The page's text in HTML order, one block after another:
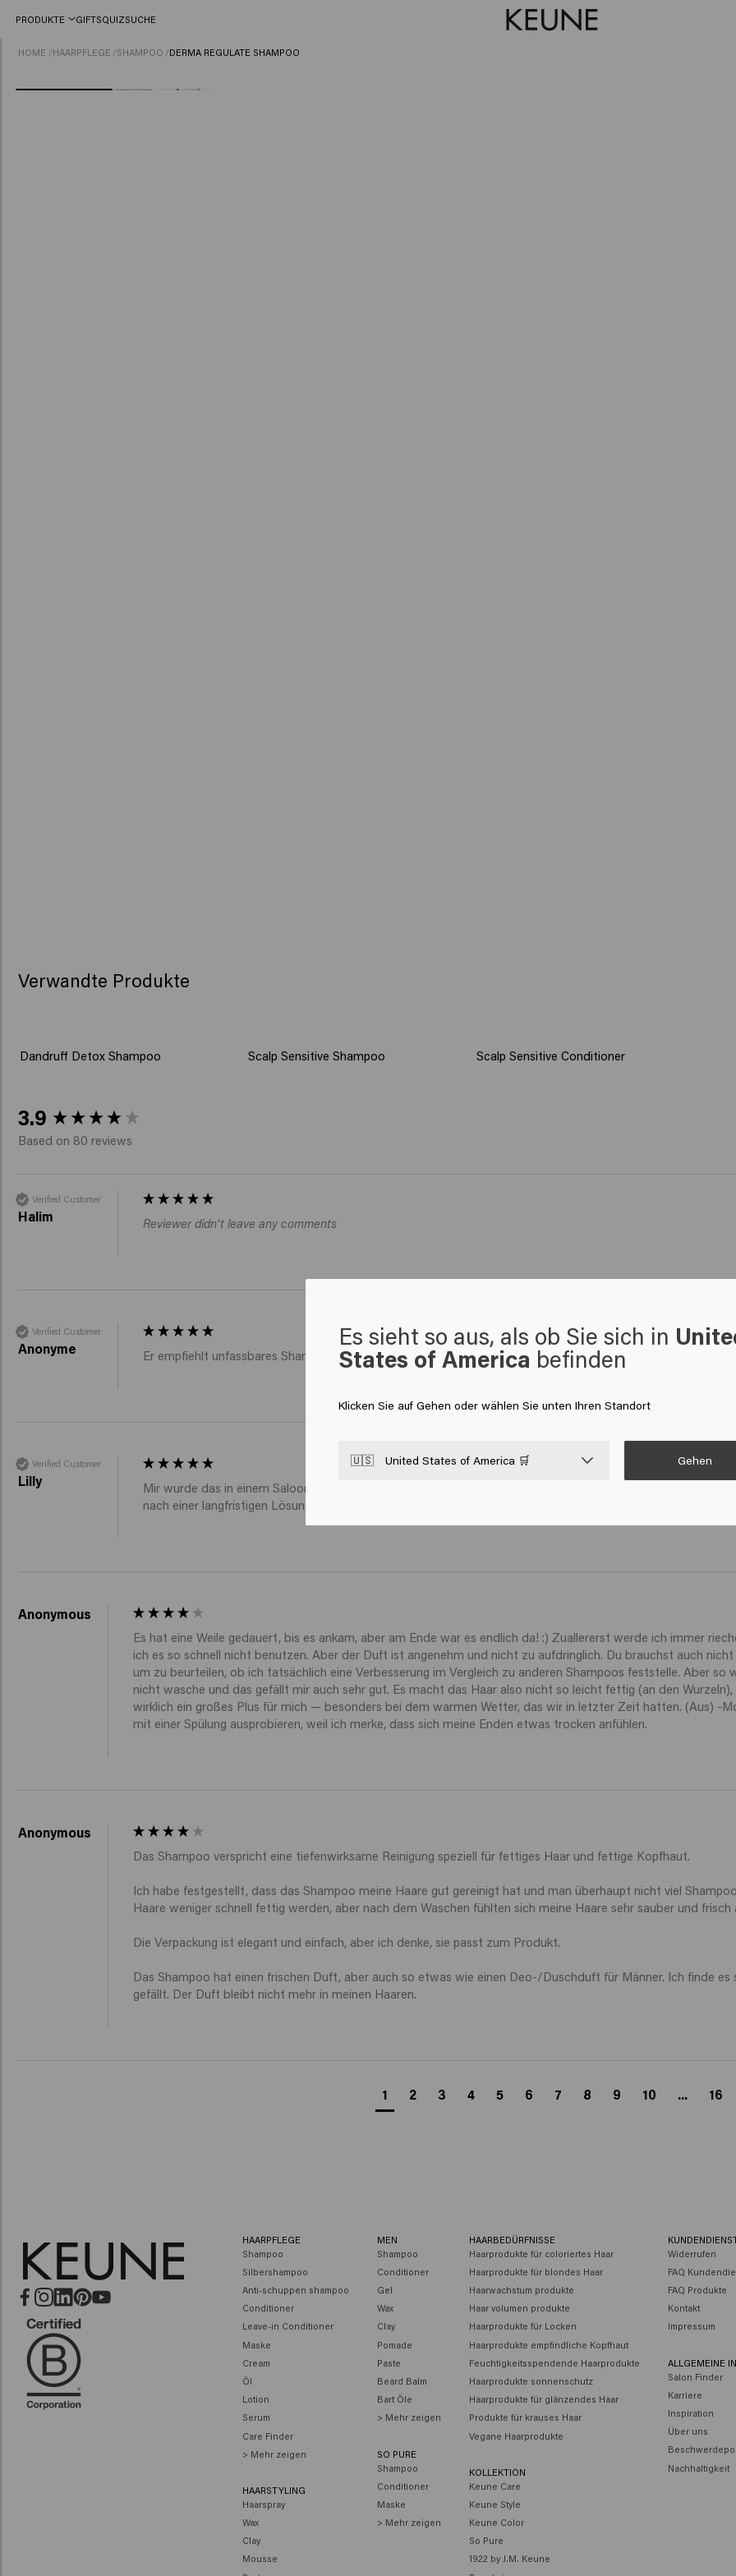
PRODUKTE GIFTSQUIZSUCHE
HOME /HAARPFLEGE /SHAMPOO /DERMA REGULATE SHAMPOO
Verwandte Produkte
Dandruff Detox Shampoo Scalp Sensitive Shampoo Scalp Sensitive Conditioner
3.9
Based on 80 reviews
Verified Customer
Halim Reviewer didn't leave any comments
Verified Customer
Anonyme Er empfiehlt unfassbares Shampoonieren.
Verified Customer
Lilly
Mir wurde das in einem Saloon empfohlen, in dem sie dieses Produkt verwenden und verkaufen, und
nach einer langfristigen Lösung und zu einem vernünftigen Preis habe ich sie gefunden. Es ist besser als
Anonymous
Es hat eine Weile gedauert, bis es ankam, aber am Ende war es endlich da! :) Zuallererst werde ich immer
ich es so schnell nicht benutzen. Aber der Duft ist angenehm und nicht zu aufdringlich. Du brauchst auch
um zu beurteilen, ob ich tatsächlich eine Verbesserung im Vergleich zu anderen Shampoos feststelle. Aber
nicht wasche und das gefällt mir auch sehr gut. Es macht das Haar also nicht so leicht fettig (an den
wirklich ein großes Plus für mich — besonders bei dem warmen Wetter, das wir in letzter Zeit hatten. (Aus) -
mit einer Spülung ausprobieren, weil ich merke, dass sich meine Enden etwas trocken anfühlen.
Anonymous
Das Shampoo verspricht eine tiefenwirksame Reinigung speziell für fettiges Haar und fettige Kopfhaut.
Ich habe festgestellt, dass das Shampoo meine Haare gut gereinigt hat und man überhaupt nicht viel
Haare weniger schnell fettig werden, aber nach dem Waschen fühlten sich meine Haare sehr sauber und frisch
Die Verpackung ist elegant und einfach, aber ich denke, sie passt zum Produkt.
Das Shampoo hat einen frischen Duft, aber auch so etwas wie einen Deo-/Duschduft für Männer. Ich finde
gefällt. Der Duft bleibt nicht mehr in meinen Haaren.
1 2 3 4 5 6 7 8 9 10 ... 16
New content loaded
Es sieht so aus, als ob Sie sich in
States of America befinden
Klicken Sie auf Gehen oder wählen Sie unten Ihren Standort
🇺🇸 United States of America 🛒 Gehen
HAARPFLEGE
Shampoo
Silbershampoo
Anti-schuppen shampoo
Conditioner
Leave-in Conditioner
Maske
Cream
Öl
Lotion
Serum
Care Finder
> Mehr zeigen
HAARSTYLING
Haarspray
Wax
Clay
Mousse
MEN
Shampoo
Conditioner
Gel
Wax
Clay
Pomade
Paste
Beard Balm
Bart Öle
> Mehr zeigen
SO PURE
Shampoo
Conditioner
Maske
> Mehr zeigen
HAARBEDÜRFNISSE
Haarprodukte für coloriertes Haar
Haarprodukte für blondes Haar
Haarwachstum produkte
Haar volumen produkte
Haarprodukte für Locken
Haarprodukte empfindliche Kopfhaut
Feuchtigkeitsspendende Haarprodukte
Haarprodukte sonnenschutz
Haarprodukte für glänzendes Haar
Produkte für krauses Haar
Vegane Haarprodukte
KOLLEKTION
Keune Care
Keune Style
Keune Color
So Pure
1922 by J.M. Keune
Widerrufen
FAQ
FAQ Produkte
Kontakt
Impressum
ALLGEMEINE
Salon Finder
Karriere
Inspiration
Über uns
Nachhaltigkeit